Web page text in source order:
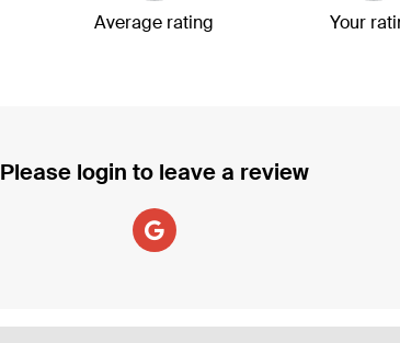
Average rating Your
Please login to leave a review